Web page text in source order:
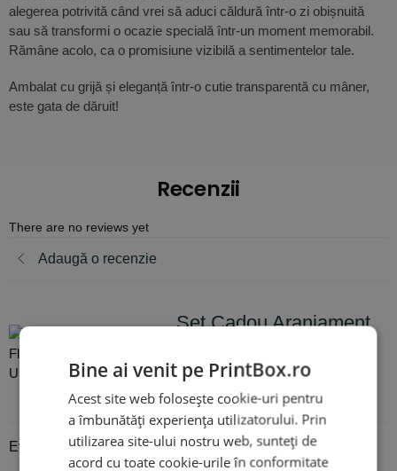
alegerea potrivită când vrei să aduci căldură într-o zi obișnuită
sau să transformi o ocazie specială într-un moment memorabil.
Rămâne acolo, ca o promisiune vizibilă a sentimentelor tale.
Ambalat cu grijă și eleganță într-o cutie transparentă cu mâner,
este gata de dăruit!
Recenzii
There are no reviews yet
Adaugă o recenzie
Set Cadou Aranjament
Ursuleț
Evaluare *
Bine ai venit pe PrintBox.ro
Acest site web folosește cookie-uri pentru
a îmbunătăți experiența utilizatorului. Prin
utilizarea site-ului nostru web, sunteți de
acord cu toate cookie-urile în conformitate